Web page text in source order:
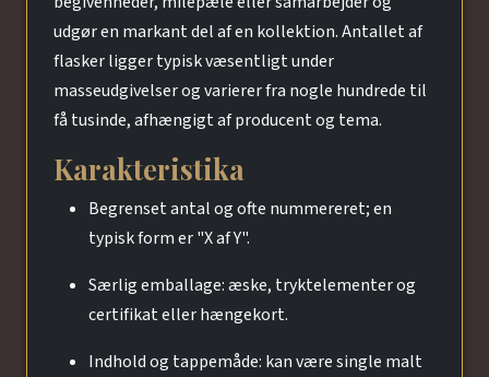
udgør en markant del af en kollektion. Antallet af
flasker ligger typisk væsentligt under
masseudgivelser og varierer fra nogle hundrede til
få tusinde, afhængigt af producent og tema.
Karakteristika
Begrenset antal og ofte nummereret; en
typisk form er "X af Y".
Særlig emballage: æske, tryktelementer og
certifikat eller hængekort.
Indhold og tappemåde: kan være single malt